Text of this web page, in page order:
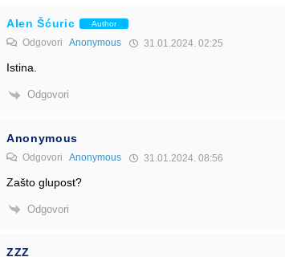
Alen Šćuric Author
Odgovori Anonymous 31.01.2024. 02:25
Istina.
Odgovori
Anonymous
Odgovori Anonymous 31.01.2024. 08:56
Zašto glupost?
Odgovori
ZZZ